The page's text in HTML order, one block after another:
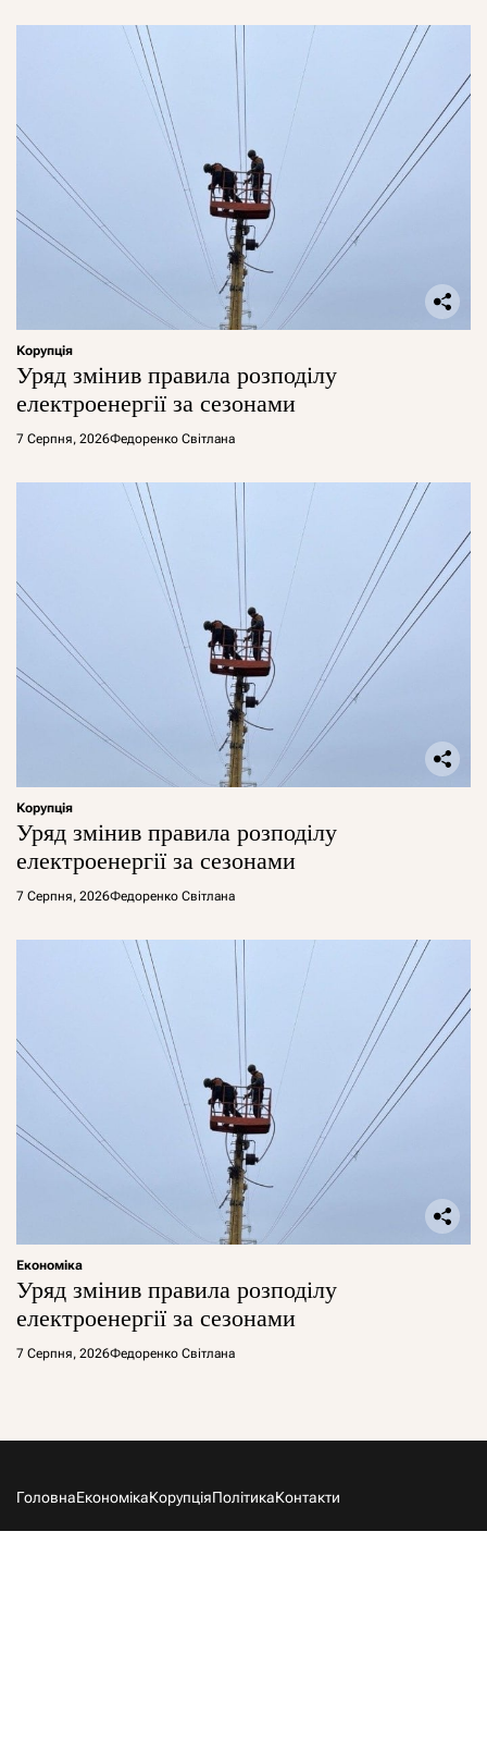
Корупція
Уряд змінив правила розподілу
електроенергії за сезонами
7 Серпня, 2026Федоренко Світлана
Корупція
Уряд змінив правила розподілу
електроенергії за сезонами
7 Серпня, 2026Федоренко Світлана
Економіка
Уряд змінив правила розподілу
електроенергії за сезонами
7 Серпня, 2026Федоренко Світлана
ГоловнаЕкономікаКорупціяПолітикаКонтакти